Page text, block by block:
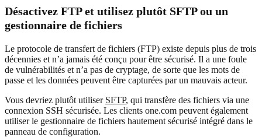
Désactivez FTP et utilisez plutôt SFTP ou un
gestionnaire de fichiers
Le protocole de transfert de fichiers (FTP) existe depuis plus de trois
décennies et n’a jamais été conçu pour être sécurisé. Il a une foule
de vulnérabilités et n’a pas de cryptage, de sorte que les mots de
passe et les données peuvent être capturées par un mauvais acteur.
Vous devriez plutôt utiliser SFTP, qui transfère des fichiers via une
connexion SSH sécurisée. Les clients one.com peuvent également
utiliser le gestionnaire de fichiers hautement sécurisé intégré dans le
panneau de configuration.